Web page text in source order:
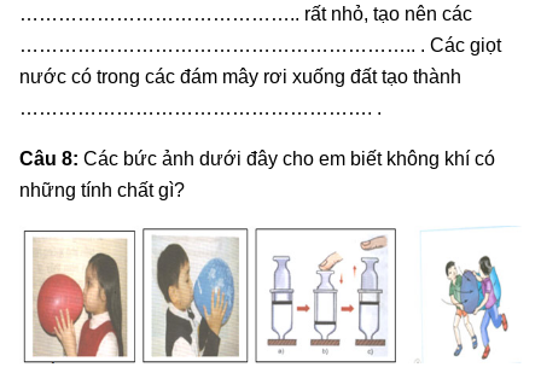
…………………………………….. rất nhỏ, tạo nên các
…………………………………………………….. . Các giọt
nước có trong các đám mây rơi xuống đất tạo thành
………………………………………………. .
Câu 8: Các bức ảnh dưới đây cho em biết không khí có
những tính chất gì?